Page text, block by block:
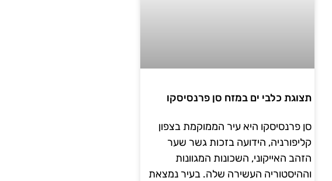
תצוגת כלבי ים במזח סן פרנסיסקו
סן פרנסיסקו היא עיר הממוקמת בצפון
קליפורניה, הידועה בזכות גשר שער
הזהב האייקוני, השכונות המגוונות
וההיסטוריה העשירה שלה. בעיר נמצאת